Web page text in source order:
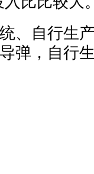
、自行生
弹，自行